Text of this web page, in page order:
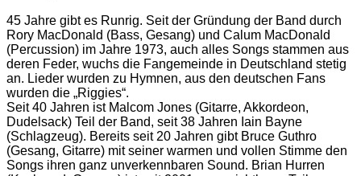
45 Jahre gibt es Runrig. Seit der Gründung der Band durch
Rory MacDonald (Bass, Gesang) und Calum MacDonald
(Percussion) im Jahre 1973, auch alles Songs stammen aus
deren Feder, wuchs die Fangemeinde in Deutschland stetig
an. Lieder wurden zu Hymnen, aus den deutschen Fans
wurden die „Riggies“.
Seit 40 Jahren ist Malcom Jones (Gitarre, Akkordeon,
Dudelsack) Teil der Band, seit 38 Jahren Iain Bayne
(Schlagzeug). Bereits seit 20 Jahren gibt Bruce Guthro
(Gesang, Gitarre) mit seiner warmen und vollen Stimme den
Songs ihren ganz unverkennbaren Sound. Brian Hurren